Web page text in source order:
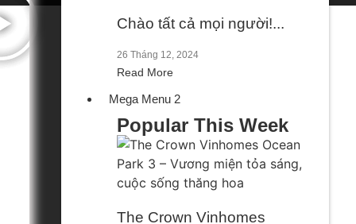
Chào tất cả mọi người!...
26 Tháng 12, 2024
Read More
Mega Menu 2
Popular This Week
The Crown Vinhomes